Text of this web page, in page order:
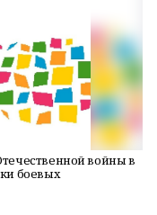
войны в
боевых